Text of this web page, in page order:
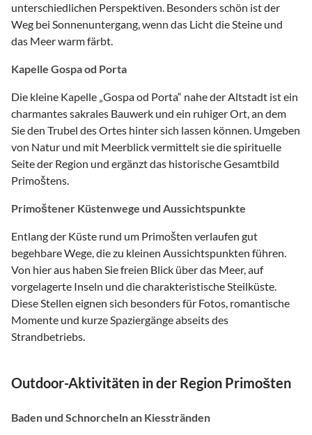
unterschiedlichen Perspektiven. Besonders schön ist der
Weg bei Sonnenuntergang, wenn das Licht die Steine und
das Meer warm färbt.
Kapelle Gospa od Porta
Die kleine Kapelle „Gospa od Porta“ nahe der Altstadt ist ein
charmantes sakrales Bauwerk und ein ruhiger Ort, an dem
Sie den Trubel des Ortes hinter sich lassen können. Umgeben
von Natur und mit Meerblick vermittelt sie die spirituelle
Seite der Region und ergänzt das historische Gesamtbild
Primoštens.
Primoštener Küstenwege und Aussichtspunkte
Entlang der Küste rund um Primošten verlaufen gut
begehbare Wege, die zu kleinen Aussichtspunkten führen.
Von hier aus haben Sie freien Blick über das Meer, auf
vorgelagerte Inseln und die charakteristische Steilküste.
Diese Stellen eignen sich besonders für Fotos, romantische
Momente und kurze Spaziergänge abseits des
Strandbetriebs.
Outdoor-Aktivitäten in der Region Primošten
Baden und Schnorcheln an Kiesstränden